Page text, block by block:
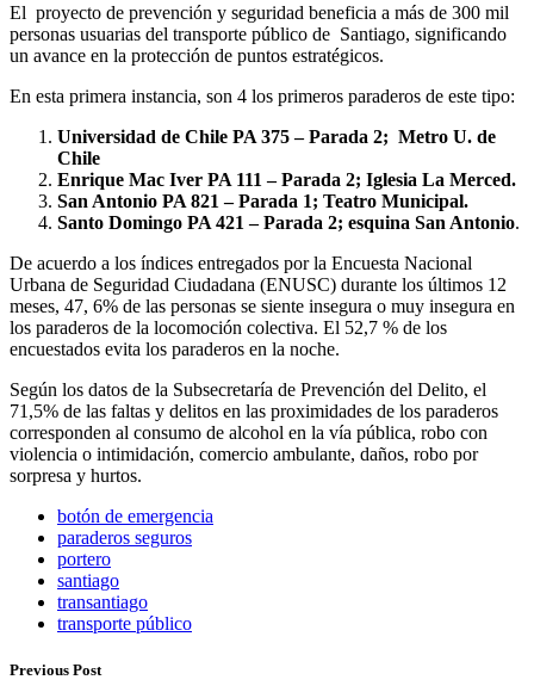
El proyecto de prevención y seguridad beneficia a más de 300 mil
personas usuarias del transporte público de Santiago, significando
un avance en la protección de puntos estratégicos.
En esta primera instancia, son 4 los primeros paraderos de este tipo:
Universidad de Chile PA 375 – Parada 2; Metro U. de
Chile
Enrique Mac Iver PA 111 – Parada 2; Iglesia La Merced.
San Antonio PA 821 – Parada 1; Teatro Municipal.
Santo Domingo PA 421 – Parada 2; esquina San Antonio.
De acuerdo a los índices entregados por la Encuesta Nacional
Urbana de Seguridad Ciudadana (ENUSC) durante los últimos 12
meses, 47, 6% de las personas se siente insegura o muy insegura en
los paraderos de la locomoción colectiva. El 52,7 % de los
encuestados evita los paraderos en la noche.
Según los datos de la Subsecretaría de Prevención del Delito, el
71,5% de las faltas y delitos en las proximidades de los paraderos
corresponden al consumo de alcohol en la vía pública, robo con
violencia o intimidación, comercio ambulante, daños, robo por
sorpresa y hurtos.
botón de emergencia
paraderos seguros
portero
santiago
transantiago
transporte público
Previous Post